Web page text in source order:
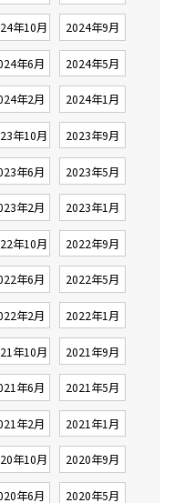
年10月 2024年9月
年6月 2024年5月
年2月 2024年1月
年10月 2023年9月
年6月 2023年5月
年2月 2023年1月
年10月 2022年9月
年6月 2022年5月
年2月 2022年1月
年10月 2021年9月
年6月 2021年5月
年2月 2021年1月
年10月 2020年9月
年6月 2020年5月